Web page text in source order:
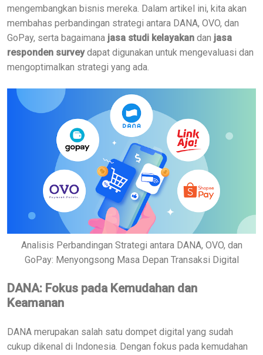
mengembangkan bisnis mereka. Dalam artikel ini, kita akan
membahas perbandingan strategi antara DANA, OVO, dan
GoPay, serta bagaimana jasa studi kelayakan dan jasa
responden surveydapat digunakan untuk mengevaluasi dan
mengoptimalkan strategi yang ada.
Analisis Perbandingan Strategi antara DANA, OVO, dan
GoPay: Menyongsong Masa Depan Transaksi Digital
DANA: Fokus pada Kemudahan dan
Keamanan
DANA merupakan salah satu dompet digital yang sudah
cukup dikenal di Indonesia. Dengan fokus pada kemudahan